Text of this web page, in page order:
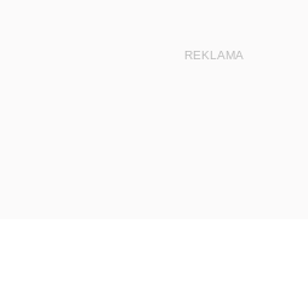
REKLAMA